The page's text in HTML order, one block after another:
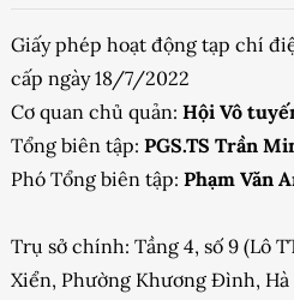
Giấy phép hoạt động tạp chí
cấp ngày 18/7/2022
Cơ quan chủ quản: Hội Vô
Tổng biên tập: PGS.TS Trần
Phó Tổng biên tập: Phạm Văn
Trụ sở chính: Tầng 4, số 9 (Lô
Xiển, Phường Khương Đình, Hà